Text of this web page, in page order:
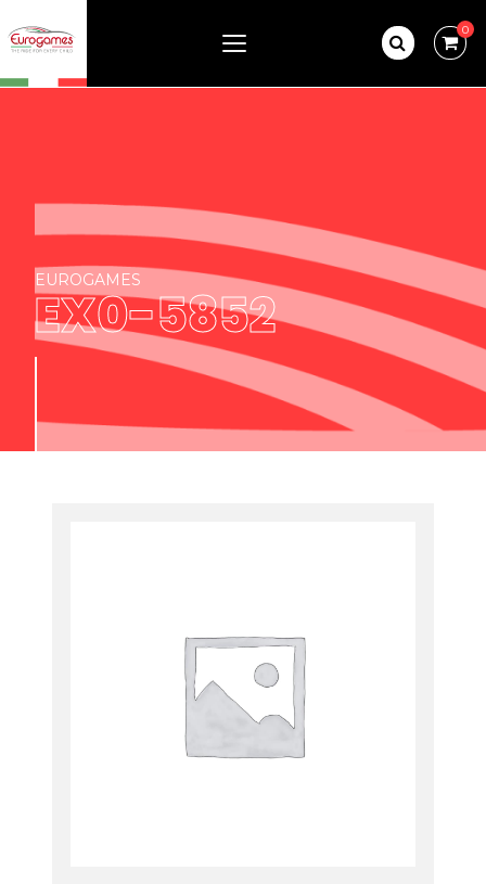
0
EUROGAMES
EX0-5852